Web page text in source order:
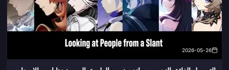
2026-05-26